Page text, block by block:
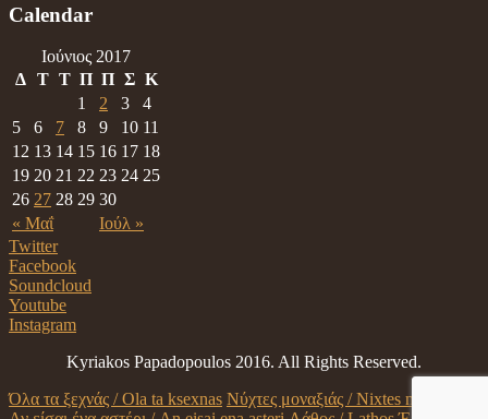
Calendar
Ιούνιος 2017
Δ Τ Τ Π Π Σ Κ
« Μαΐ Ιούλ »
1 2 3
4
5
6 7 8 9 10 11
12 13 14 15 16 17 18
19 20 21 22 23 24 25
26 27 28 29 30
Twitter
Facebook
Soundcloud
Youtube
Instagram
Kyriakos Papadopoulos 2016. All Rights Reserved.
Όλα τα ξεχνάς / Ola ta ksexnas Νύχτες μοναξιάς / Nixtes monaksias